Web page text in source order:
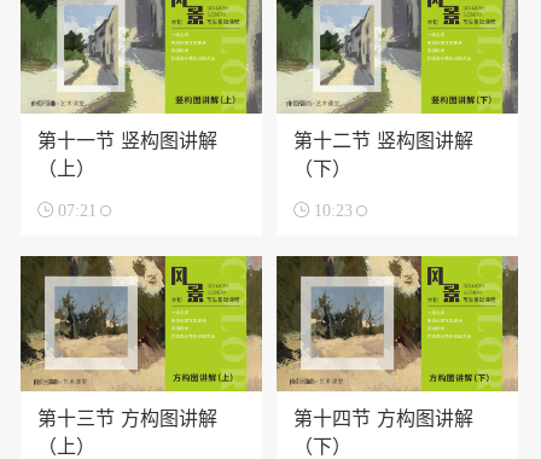
第十一节 竖构图讲解
（上）
 07:21
第十二节 竖构图讲解
（下）
 10:23
第十三节 方构图讲解
（上）
第十四节 方构图讲解
（下）